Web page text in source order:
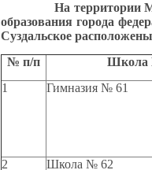
На территории
образования города
Суздальское
№ п/п
1
Гимназия № 61
2
Школа № 62